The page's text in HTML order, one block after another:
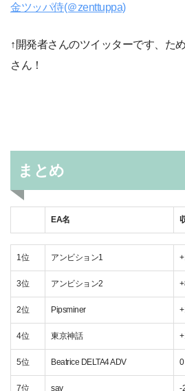
金ツッパ侍(＠zenttuppa)
↑開発者さんのツイッターです、た
さん！
まとめ
EA名
1位 アンビション1
3位 アンビション2
2位 Pipsminer
4位 東京神話
5位 Beatrice DELTA4 ADV 0
7位 say -